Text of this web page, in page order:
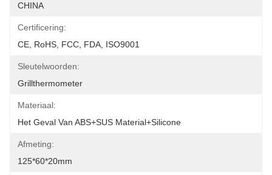
CHINA
Certificering:
CE, RoHS, FCC, FDA, ISO9001
Sleutelwoorden:
Grillthermometer
Materiaal:
Het Geval Van ABS+SUS Material+Silicone
Afmeting:
125*60*20mm